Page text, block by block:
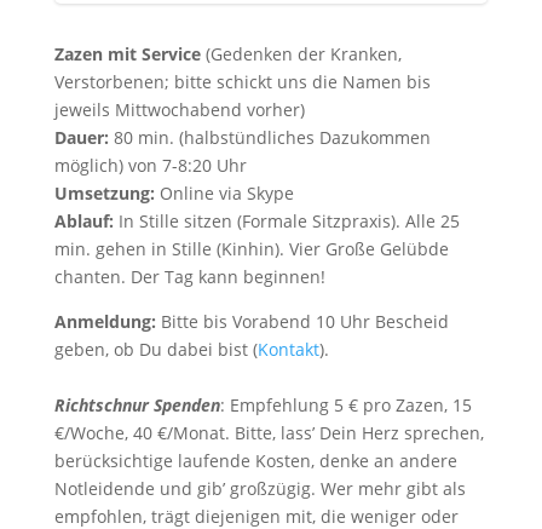
Zazen mit Service(Gedenken der Kranken,
Verstorbenen; bitte schickt uns die Namen bis
jeweils Mittwochabend vorher)
Dauer: 80 min. (halbstündliches Dazukommen
möglich) von 7-8:20 Uhr
Umsetzung: Online via Skype
Ablauf: In Stille sitzen (Formale Sitzpraxis). Alle 25
min. gehen in Stille (Kinhin). Vier Große Gelübde
chanten. Der Tag kann beginnen!
Anmeldung: Bitte bis Vorabend 10 Uhr Bescheid
geben, ob Du dabei bist (Kontakt).
Richtschnur Spenden: Empfehlung 5 € pro Zazen, 15
€/Woche, 40 €/Monat. Bitte, lass’ Dein Herz sprechen,
berücksichtige laufende Kosten, denke an andere
Notleidende und gib’ großzügig. Wer mehr gibt als
empfohlen, trägt diejenigen mit, die weniger oder